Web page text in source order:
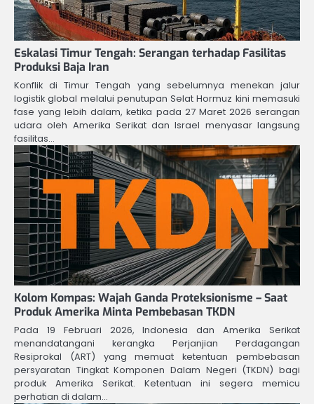
Eskalasi Timur Tengah: Serangan terhadap Fasilitas
Produksi Baja Iran
Konflik di Timur Tengah yang sebelumnya menekan jalur
logistik global melalui penutupan Selat Hormuz kini memasuki
fase yang lebih dalam, ketika pada 27 Maret 2026 serangan
udara oleh Amerika Serikat dan Israel menyasar langsung
fasilitas…
Kolom Kompas: Wajah Ganda Proteksionisme – Saat
Produk Amerika Minta Pembebasan TKDN
Pada 19 Februari 2026, Indonesia dan Amerika Serikat
menandatangani kerangka Perjanjian Perdagangan
Resiprokal (ART) yang memuat ketentuan pembebasan
persyaratan Tingkat Komponen Dalam Negeri (TKDN) bagi
produk Amerika Serikat. Ketentuan ini segera memicu
perhatian di dalam…